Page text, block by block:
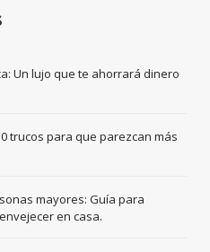
Un lujo que te ahorrará dinero
trucos para que parezcan más
mayores: Guía para
en casa.